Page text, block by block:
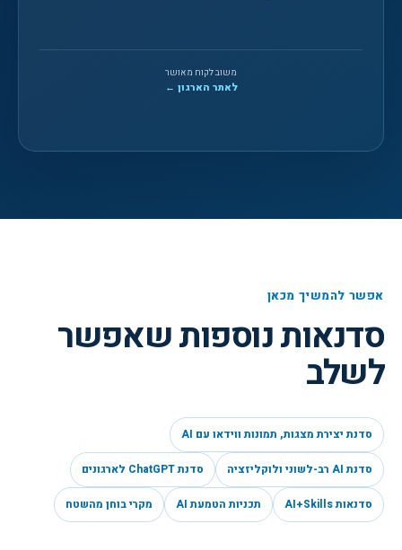
משוב לקוח מאושר
לאתר הארגון ←
אפשר להמשיך מכאן
סדנאות נוספות שאפשר
לשלב
סדנת יצירת מצגות, תמונות ווידאו עם AI
סדנת AI רב-לשוני ולוקליזציה סדנת ChatGPT לארגונים
סדנאות AI+Skills תכניות הטמעת AI מקרי בוחן מהשטח